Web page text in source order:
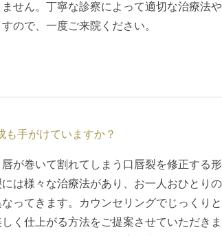
せん。丁寧な診察によって適切な治療法
ので、一度ご来院ください。
も手がけていますか？
が巻いて割れてしまう口唇裂を修正する
には様々な治療法があり、お一人おひとり
ってきます。カウンセリングでじっくり
く仕上がる方法をご提案させていただき